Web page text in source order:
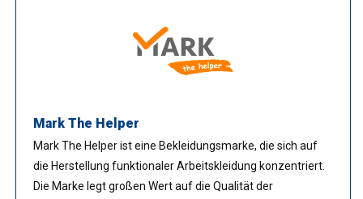
Mark The Helper
Mark The Helper ist eine Bekleidungsmarke, die sich auf
die Herstellung funktionaler Arbeitskleidung konzentriert.
Die Marke legt großen Wert auf die Qualität der